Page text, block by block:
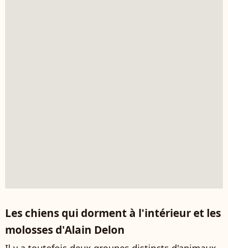
Les chiens qui dorment à l'intérieur et les
molosses d'Alain Delon